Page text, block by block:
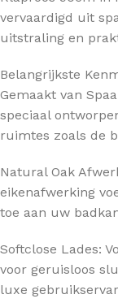
vervaardigd uit
uitstraling en
Belangrijkste
Gemaakt van
speciaal
ruimtes zoals de
Natural Oak
eikenafwerking
toe aan uw
Softclose Lades:
voor geruisloos
luxe